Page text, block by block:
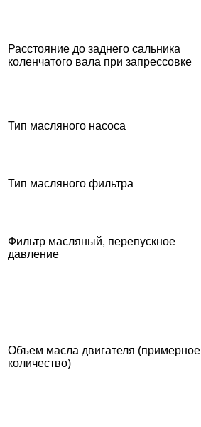
Расстояние до заднего сальника
коленчатого вала при запрессовке
Тип масляного насоса
Тип масляного фильтра
Фильтр масляный, перепускное
давление
Объем масла двигателя (примерное
количество)